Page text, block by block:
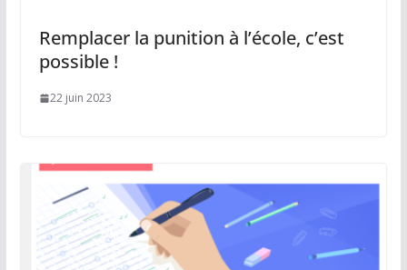
Remplacer la punition à l’école, c’est
possible !
22 juin 2023